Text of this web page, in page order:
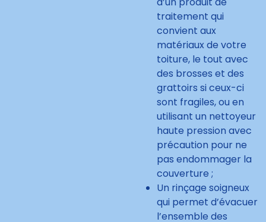
traitement qui
convient aux
matériaux de votre
toiture, le tout avec
des brosses et des
grattoirs si ceux-ci
sont fragiles, ou en
utilisant un nettoyeur
haute pression avec
précaution pour ne
pas endommager la
couverture ;
Un rinçage soigneux
qui permet d’évacuer
l’ensemble des